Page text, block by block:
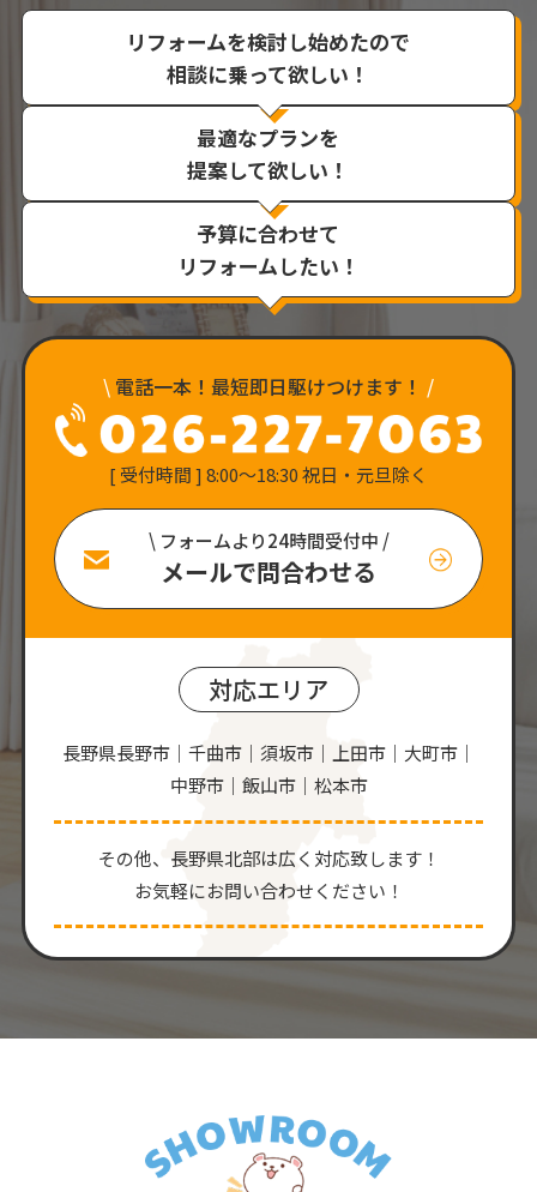
リフォームを検討し始めたので
相談に乗って欲しい！
最適なプランを
提案して欲しい！
予算に合わせて
リフォームしたい！
\ 電話一本！最短即日駆けつけます！ /
[ 受付時間 ] 8:00〜18:30 祝日・元旦除く
\ フォームより24時間受付中 /
メールで問合わせる
対応エリア
長野県長野市｜千曲市｜須坂市｜上田市｜大町市｜
中野市｜飯山市｜松本市
その他、⻑野県北部は広く対応致します！
お気軽にお問い合わせください！